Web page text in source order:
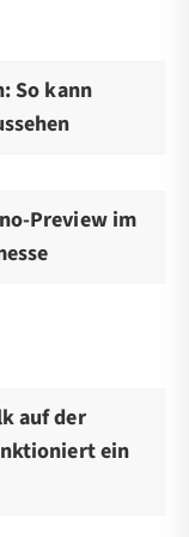
So kann
Preview im
auf der
ein